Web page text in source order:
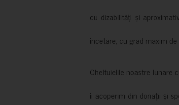
cu dizabilități și
încetare, cu grad maxim
Cheltuielile noastre
îi acoperim din donații și